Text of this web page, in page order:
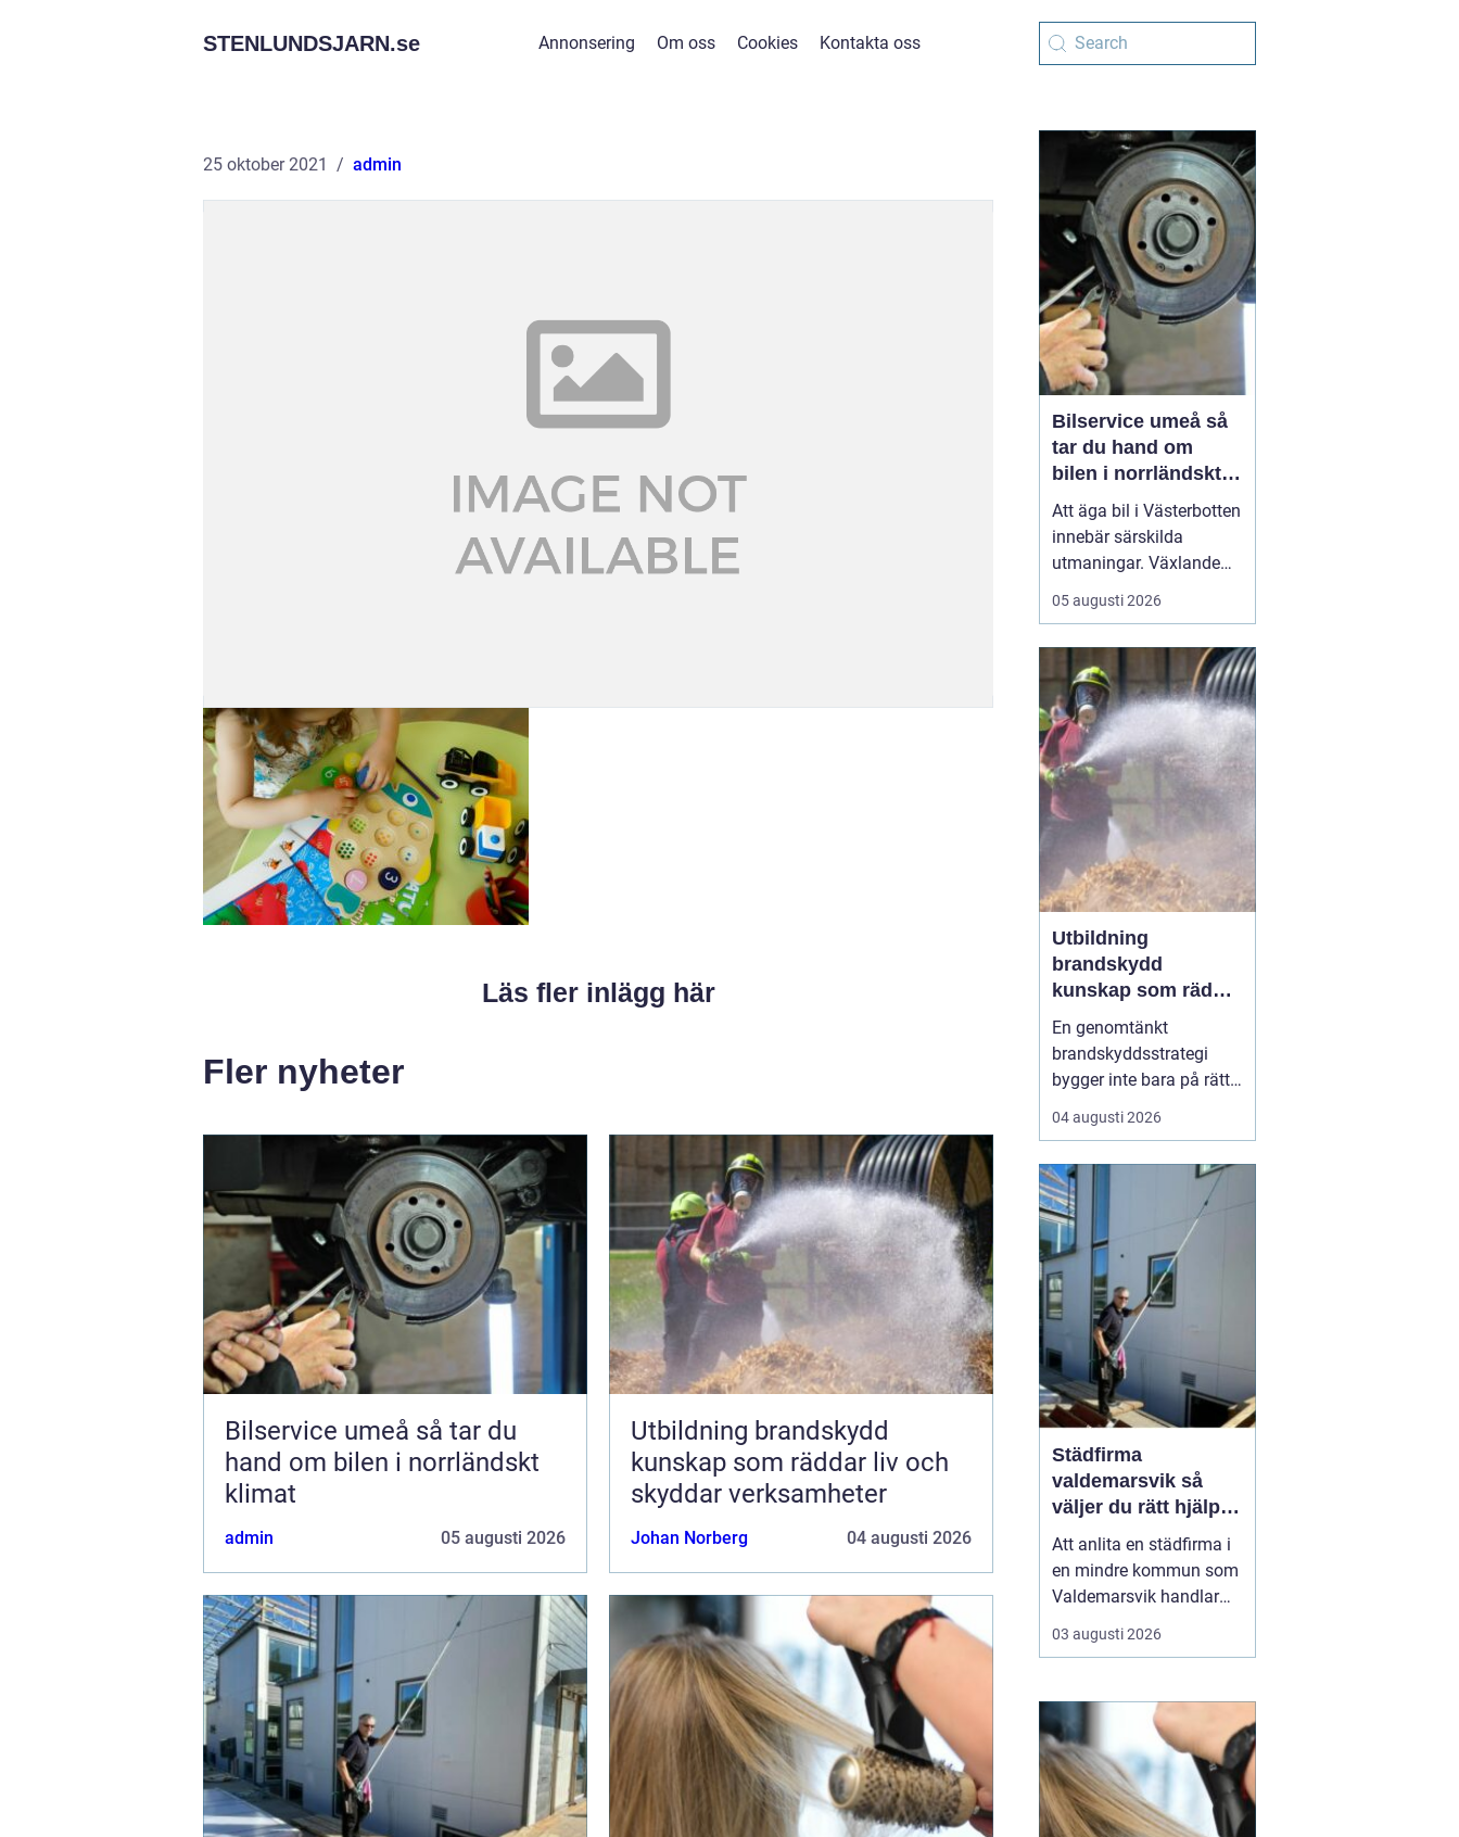
STENLUNDSJARN.se Annonsering Om oss Cookies Kontakta oss
25 oktober 2021 admin
Läs fler inlägg här
Fler nyheter
Bilservice umeå så tar du
hand om bilen i norrländskt
klimat
admin 05 augusti 2026
Utbildning brandskydd
kunskap som räddar liv och
skyddar verksamheter
Johan Norberg 04 augusti 2026
Bilservice umeå så
tar du hand om
bilen i norrländskt
klimat
Att äga bil i Västerbotten
innebär särskilda
utmaningar. Växlande
temperaturer, vägsalt,
grus, snöslask och långa
både lack, underrede och
teknik. Många bilägare
söker därför
05 augusti 2026
Utbildning
brandskydd
kunskap som räddar
liv och skyddar
verksamheter
En genomtänkt
brandskyddsstrategi
bygger inte bara på rätt
produkter och
installationer. Den
människor som vet vad
de gör. När ansvariga i
bygg- och
fastighetsbranschen får
rätt kunskap om
brandskydd minskar
risken för fel som ...
04 augusti 2026
Städfirma
valdemarsvik så
väljer du rätt hjälp
för hem och företag
Att anlita en städfirma i
en mindre kommun som
Valdemarsvik handlar
om mer än bara rena
golv och dammfria
familjer och företag är
städningen en pusselbit
som avgör hur vardagen
fungerar. En bra
städpartner frigör tid,
skapar ro i hu...
03 augusti 2026